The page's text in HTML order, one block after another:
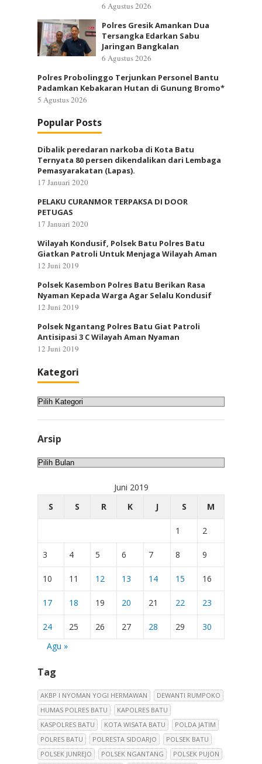
6 Agustus 2026
Polres Gresik Amankan Dua
Tersangka Edarkan Sabu
Jaringan Bangkalan
6 Agustus 2026
Polres Probolinggo Terjunkan Personel Bantu
Padamkan Kebakaran Hutan di Gunung Bromo*
5 Agustus 2026
Popular Posts
Dibalik peredaran narkoba di Kota Batu
Ternyata 80 persen dikendalikan dari Lembaga
Pemasyarakatan (Lapas).
17 Januari 2020
PELAKU CURANMOR TERPAKSA DI DOOR
PETUGAS
17 Januari 2020
Wilayah Kondusif, Polsek Batu Polres Batu
Giatkan Patroli Untuk Menjaga Wilayah Aman
12 Juni 2019
Polsek Kasembon Polres Batu Berikan Rasa
Nyaman Kepada Warga Agar Selalu Kondusif
12 Juni 2019
Polsek Ngantang Polres Batu Giat Patroli
Antisipasi 3 C Wilayah Aman Nyaman
12 Juni 2019
Kategori
Kategori
Arsip
Arsip
Juni 2019
S
S R K J S M
1 2
3 4 5 6 7 8 9
10 11 12 13 14 15 16
17 18 19 20 21 22 23
24 25 26 27 28 29
30
Agu »
Tag
AKBP I NYOMAN YOGI HERMAWAN
DEWANTI RUMPOKO
HUMAS POLRES BATU
KAPOLRES BATU
KASPOLRES BATU
KOTA WISATA BATU
POLDA JATIM
POLRES BATU
POLRESTA SIDOARJO
POLSEK BATU
POLSEK JUNREJO
POLSEK NGANTANG POLSEK PUJON